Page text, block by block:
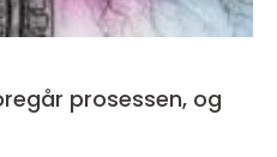
prosessen, og